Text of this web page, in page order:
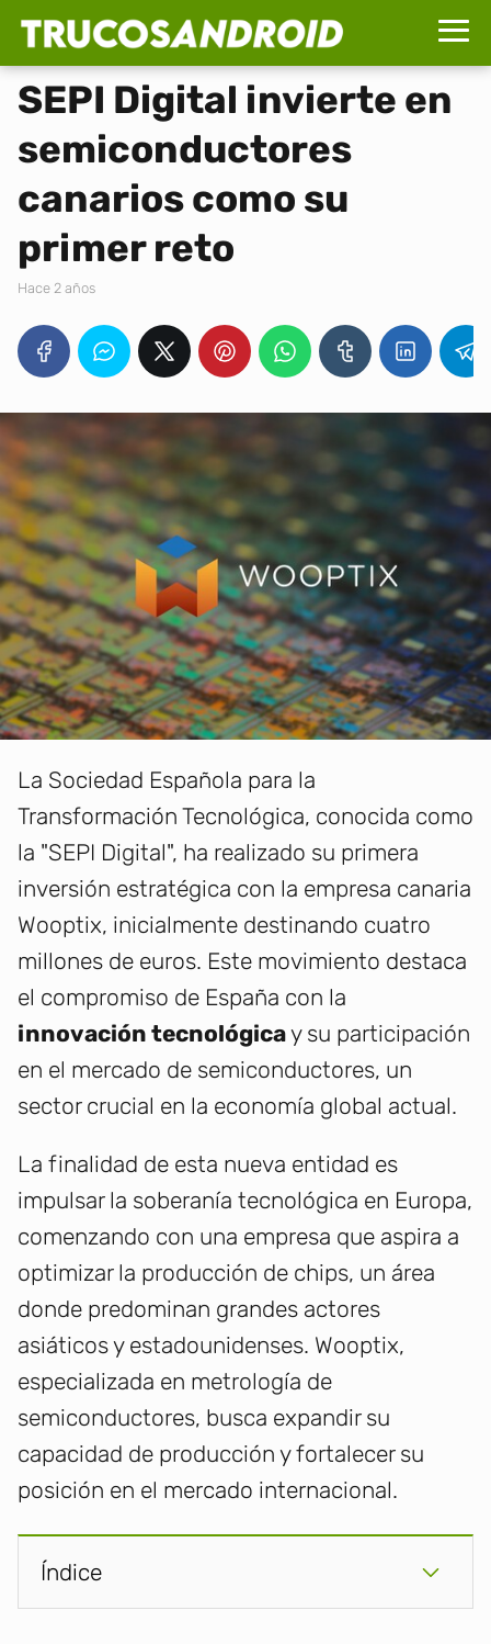
SEPI Digital invierte en
semiconductores
canarios como su
primer reto
hace 2 años
La Sociedad Española para la
Transformación Tecnológica, conocida como
la "SEPI Digital", ha realizado su primera
inversión estratégica con la empresa canaria
Wooptix, inicialmente destinando cuatro
millones de euros. Este movimiento destaca
el compromiso de España con la
innovación tecnológicay su participación
en el mercado de semiconductores, un
sector crucial en la economía global actual.
La finalidad de esta nueva entidad es
impulsar la soberanía tecnológica en Europa,
comenzando con una empresa que aspira a
optimizar la producción de chips, un área
donde predominan grandes actores
asiáticos y estadounidenses. Wooptix,
especializada en metrología de
semiconductores, busca expandir su
capacidad de producción y fortalecer su
posición en el mercado internacional.
Índice